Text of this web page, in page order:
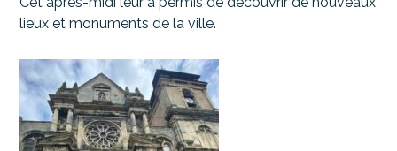
lieux et monuments de la ville.